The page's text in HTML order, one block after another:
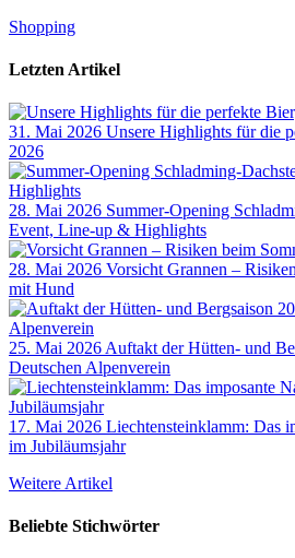
Shopping
Letzten Artikel
31. Mai 2026 Unsere Highlights für die
2026
28. Mai 2026 Summer-Opening
Event, Line-up & Highlights
28. Mai 2026 Vorsicht Grannen –
mit Hund
25. Mai 2026 Auftakt der Hütten- und
Deutschen Alpenverein
17. Mai 2026 Liechtensteinklamm: Das
im Jubiläumsjahr
Weitere Artikel
Beliebte Stichwörter